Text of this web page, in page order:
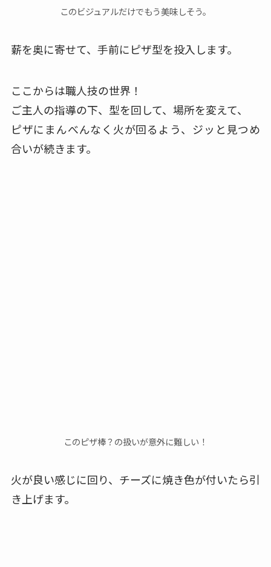
このビジュアルだけでもう美味しそう。
薪を奥に寄せて、手前にピザ型を投入します。
ここからは職人技の世界！
ご主人の指導の下、型を回して、場所を変えて、
ピザにまんべんなく火が回るよう、ジッと見つめ
合いが続きます。
このピザ棒？の扱いが意外に難しい！
火が良い感じに回り、チーズに焼き色が付いたら引
き上げます。